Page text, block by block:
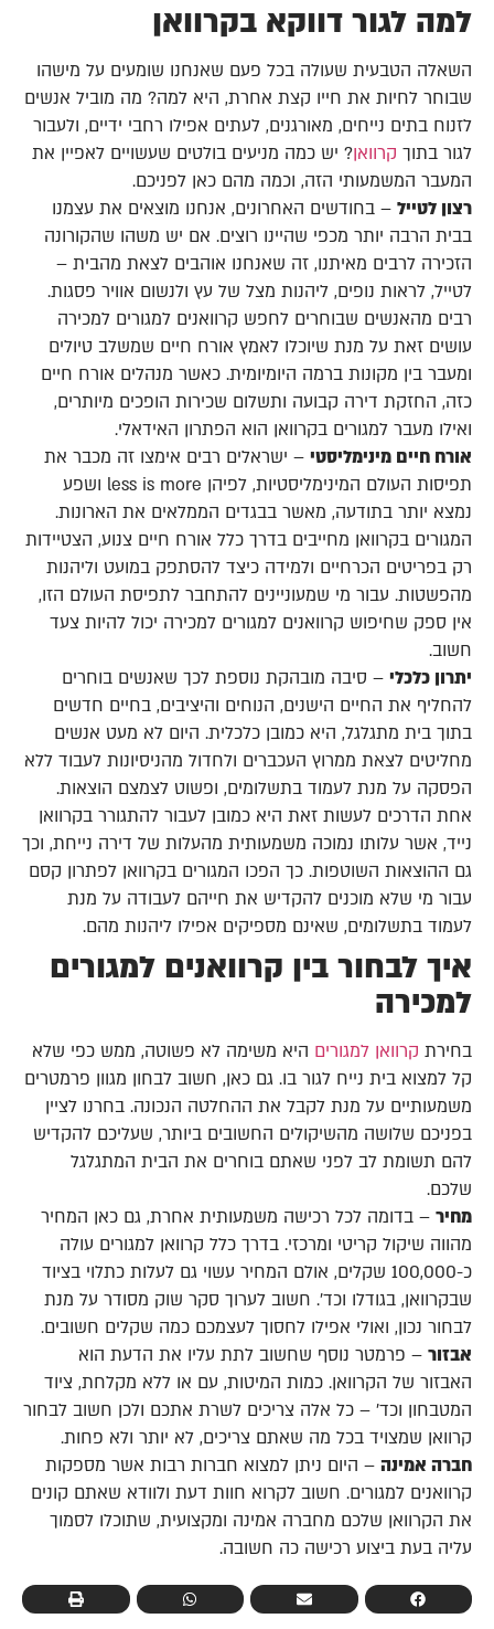
למה לגור דווקא בקרוואן
השאלה הטבעית שעולה בכל פעם שאנחנו שומעים על מישהו
שבוחר לחיות את חייו קצת אחרת, היא למה? מה מוביל אנשים
לזנוח בתים נייחים, מאורגנים, לעתים אפילו רחבי ידיים, ולעבור
לגור בתוך קרוואן? יש כמה מניעים בולטים שעשויים לאפיין את
המעבר המשמעותי הזה, וכמה מהם כאן לפניכם.
רצון לטייל – בחודשים האחרונים, אנחנו מוצאים את עצמנו
בבית הרבה יותר מכפי שהיינו רוצים. אם יש משהו שהקורונה
הזכירה לרבים מאיתנו, זה שאנחנו אוהבים לצאת מהבית –
לטייל, לראות נופים, ליהנות מצל של עץ ולנשום אוויר פסגות.
רבים מהאנשים שבוחרים לחפש קרוואנים למגורים למכירה
עושים זאת על מנת שיוכלו לאמץ אורח חיים שמשלב טיולים
ומעבר בין מקונות ברמה היומיומית. כאשר מנהלים אורח חיים
כזה, החזקת דירה קבועה ותשלום שכירות הופכים מיותרים,
ואילו מעבר למגורים בקרוואן הוא הפתרון האידאלי.
אורח חיים מינימליסטי – ישראלים רבים אימצו זה מכבר את
תפיסות העולם המינימליסטיות, לפיהן less is more ושפע
נמצא יותר בתודעה, מאשר בבגדים הממלאים את הארונות.
המגורים בקרוואן מחייבים בדרך כלל אורח חיים צנוע, הצטיידות
רק בפריטים הכרחיים ולמידה כיצד להסתפק במועט וליהנות
מהפשטות. עבור מי שמעוניינים להתחבר לתפיסת העולם הזו,
אין ספק שחיפוש קרוואנים למגורים למכירה יכול להיות צעד
חשוב.
יתרון כלכלי – סיבה מובהקת נוספת לכך שאנשים בוחרים
להחליף את החיים הישנים, הנוחים והיציבים, בחיים חדשים
בתוך בית מתגלגל, היא כמובן כלכלית. היום לא מעט אנשים
מחליטים לצאת ממרוץ העכברים ולחדול מהניסיונות לעבוד ללא
הפסקה על מנת לעמוד בתשלומים, ופשוט לצמצם הוצאות.
אחת הדרכים לעשות זאת היא כמובן לעבור להתגורר בקרוואן
נייד, אשר עלותו נמוכה משמעותית מהעלות של דירה נייחת, וכך
גם ההוצאות השוטפות. כך הפכו המגורים בקרוואן לפתרון קסם
עבור מי שלא מוכנים להקדיש את חייהם לעבודה על מנת
לעמוד בתשלומים, שאינם מספיקים אפילו ליהנות מהם.
איך לבחור בין קרוואנים למגורים
למכירה
בחירת קרוואן למגורים היא משימה לא פשוטה, ממש כפי שלא
קל למצוא בית נייח לגור בו. גם כאן, חשוב לבחון מגוון פרמטרים
משמעותיים על מנת לקבל את ההחלטה הנכונה. בחרנו לציין
בפניכם שלושה מהשיקולים החשובים ביותר, שעליכם להקדיש
להם תשומת לב לפני שאתם בוחרים את הבית המתגלגל
שלכם.
מחיר – בדומה לכל רכישה משמעותית אחרת, גם כאן המחיר
מהווה שיקול קריטי ומרכזי. בדרך כלל קרוואן למגורים עולה
כ-100,000 שקלים, אולם המחיר עשוי גם לעלות כתלוי בציוד
שבקרוואן, בגודלו וכד'. חשוב לערוך סקר שוק מסודר על מנת
לבחור נכון, ואולי אפילו לחסוך לעצמכם כמה שקלים חשובים.
אבזור – פרמטר נוסף שחשוב לתת עליו את הדעת הוא
האבזור של הקרוואן. כמות המיטות, עם או ללא מקלחת, ציוד
המטבחון וכד' – כל אלה צריכים לשרת אתכם ולכן חשוב לבחור
קרוואן שמצויד בכל מה שאתם צריכים, לא יותר ולא פחות.
חברה אמינה – היום ניתן למצוא חברות רבות אשר מספקות
קרוואנים למגורים. חשוב לקרוא חוות דעת ולוודא שאתם קונים
את הקרוואן שלכם מחברה אמינה ומקצועית, שתוכלו לסמוך
עליה בעת ביצוע רכישה כה חשובה.